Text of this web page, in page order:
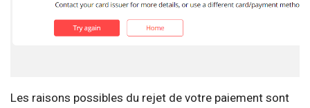
Les raisons possibles du rejet de votre paiement sont